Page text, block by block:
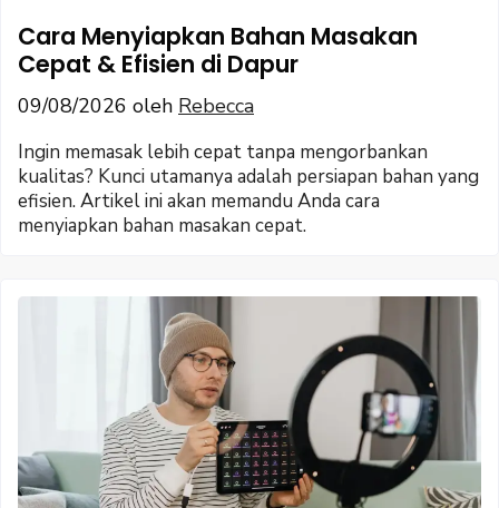
Cara Menyiapkan Bahan Masakan
Cepat & Efisien di Dapur
09/08/2026 oleh Rebecca
Ingin memasak lebih cepat tanpa mengorbankan
kualitas? Kunci utamanya adalah persiapan bahan yang
efisien. Artikel ini akan memandu Anda cara
menyiapkan bahan masakan cepat.